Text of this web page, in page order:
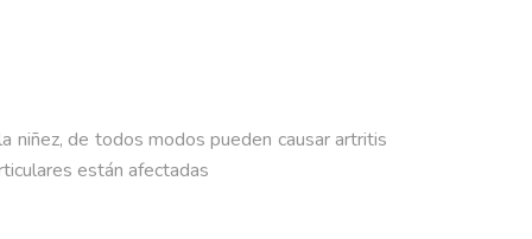
niñez, de todos modos pueden causar artritis
están afectadas